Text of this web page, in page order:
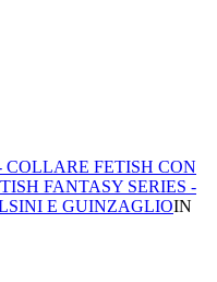
COLLARE FETISH CON
FANTASY SERIES -
E GUINZAGLIOIN